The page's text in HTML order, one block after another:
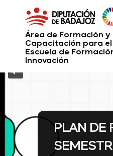
Área de Formación y
Capacitación para el
Escuela de
Innovación
PLAN DE